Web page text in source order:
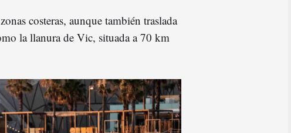
costeras, aunque también traslada
la llanura de Vic, situada a 70 km